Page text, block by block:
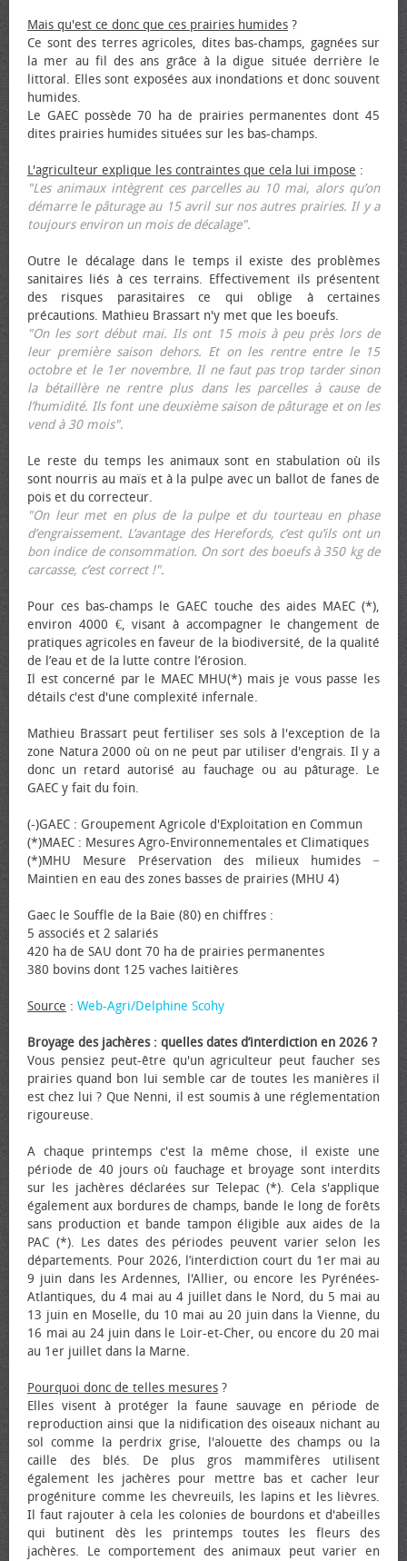
Mais qu'est ce donc que ces prairies humides ?
Ce sont des terres agricoles, dites bas-champs, gagnées sur
la mer au fil des ans grâce à la digue située derrière le
littoral. Elles sont exposées aux inondations et donc souvent
humides.
Le GAEC possède 70 ha de prairies permanentes dont 45
dites prairies humides situées sur les bas-champs.
L'agriculteur explique les contraintes que cela lui impose :
"Les animaux intègrent ces parcelles au 10 mai, alors qu’on
démarre le pâturage au 15 avril sur nos autres prairies. Il y a
toujours environ un mois de décalage".
Outre le décalage dans le temps il existe des problèmes
sanitaires liés à ces terrains. Effectivement ils présentent
des risques parasitaires ce qui oblige à certaines
précautions. Mathieu Brassart n'y met que les bœufs.
"On les sort début mai. Ils ont 15 mois à peu près lors de
leur première saison dehors. Et on les rentre entre le 15
octobre et le 1er novembre. Il ne faut pas trop tarder sinon
la bétaillère ne rentre plus dans les parcelles à cause de
l’humidité. Ils font une deuxième saison de pâturage et on les
vend à 30 mois".
Le reste du temps les animaux sont en stabulation où ils
sont nourris au maïs et à la pulpe avec un ballot de fanes de
pois et du correcteur.
"On leur met en plus de la pulpe et du tourteau en phase
d’engraissement. L’avantage des Herefords, c’est qu’ils ont un
bon indice de consommation. On sort des bœufs à 350 kg de
carcasse, c’est correct !".
Pour ces bas-champs le GAEC touche des aides MAEC (*),
environ 4000 €, visant à accompagner le changement de
pratiques agricoles en faveur de la biodiversité, de la qualité
de l’eau et de la lutte contre l’érosion.
Il est concerné par le MAEC MHU(*) mais je vous passe les
détails c'est d'une complexité infernale.
Mathieu Brassart peut fertiliser ses sols à l'exception de la
zone Natura 2000 où on ne peut par utiliser d'engrais. Il y a
donc un retard autorisé au fauchage ou au pâturage. Le
GAEC y fait du foin.
(-)GAEC : Groupement Agricole d'Exploitation en Commun
(*)MAEC : Mesures Agro-Environnementales et Climatiques
(*)MHU Mesure Préservation des milieux humides −
Maintien en eau des zones basses de prairies (MHU 4)
Gaec le Souffle de la Baie (80) en chiffres :
5 associés et 2 salariés
420 ha de SAU dont 70 ha de prairies permanentes
380 bovins dont 125 vaches laitières
Source : Web-Agri/Delphine Scohy
Broyage des jachères : quelles dates d’interdiction en 2026 ?
Vous pensiez peut-être qu'un agriculteur peut faucher ses
prairies quand bon lui semble car de toutes les manières il
est chez lui ? Que Nenni, il est soumis à une réglementation
rigoureuse.
A chaque printemps c'est la même chose, il existe une
période de 40 jours où fauchage et broyage sont interdits
sur les jachères déclarées sur Telepac (*). Cela s'applique
également aux bordures de champs, bande le long de forêts
sans production et bande tampon éligible aux aides de la
PAC (*). Les dates des périodes peuvent varier selon les
départements. Pour 2026, l’interdiction court du 1er mai au
9 juin dans les Ardennes, l'Allier, ou encore les Pyrénées-
Atlantiques, du 4 mai au 4 juillet dans le Nord, du 5 mai au
13 juin en Moselle, du 10 mai au 20 juin dans la Vienne, du
16 mai au 24 juin dans le Loir-et-Cher, ou encore du 20 mai
au 1er juillet dans la Marne.
Pourquoi donc de telles mesures ?
Elles visent à protéger la faune sauvage en période de
reproduction ainsi que la nidification des oiseaux nichant au
sol comme la perdrix grise, l'alouette des champs ou la
caille des blés. De plus gros mammifères utilisent
également les jachères pour mettre bas et cacher leur
progéniture comme les chevreuils, les lapins et les lièvres.
Il faut rajouter à cela les colonies de bourdons et d'abeilles
qui butinent dès les printemps toutes les fleurs des
jachères. Le comportement des animaux peut varier en